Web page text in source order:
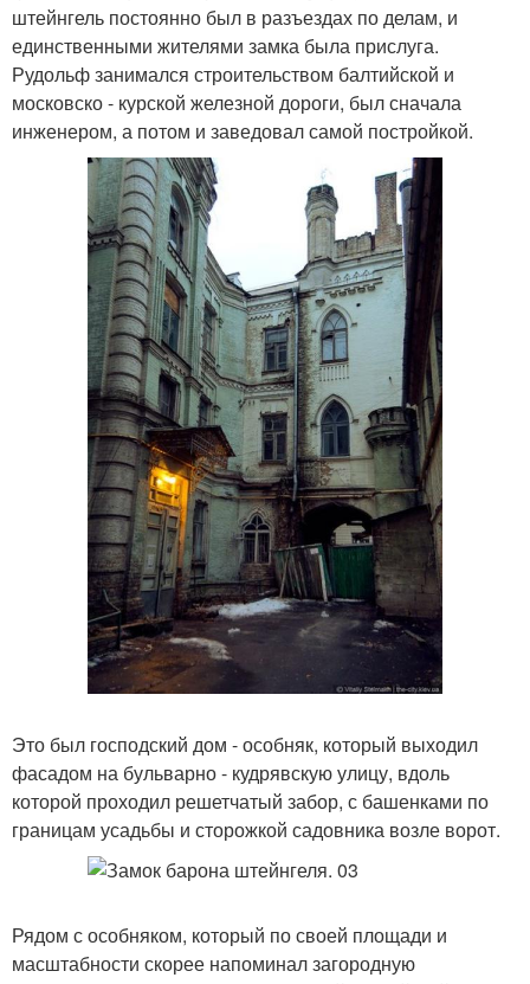
штейнгель постоянно был в разъездах по делам, и
единственными жителями замка была прислуга.
Рудольф занимался строительством балтийской и
московско - курской железной дороги, был сначала
инженером, а потом и заведовал самой постройкой.
Это был господский дом - особняк, который выходил
фасадом на бульварно - кудрявскую улицу, вдоль
которой проходил решетчатый забор, с башенками по
границам усадьбы и сторожкой садовника возле ворот.
Рядом с особняком, который по своей площади и
масштабности скорее напоминал загородную